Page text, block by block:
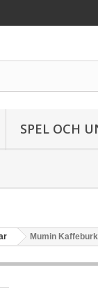
SPEL OCH
Mumin